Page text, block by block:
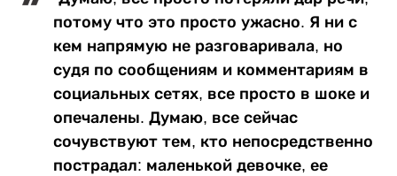
потому что это просто ужасно. Я ни с
кем напрямую не разговаривала, но
судя по сообщениям и комментариям в
социальных сетях, все просто в шоке и
опечалены. Думаю, все сейчас
сочувствуют тем, кто непосредственно
пострадал: маленькой девочке, ее